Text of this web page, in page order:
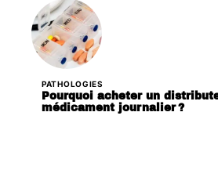
PATHOLOGIES
Pourquoi acheter un
médicament journalier ?